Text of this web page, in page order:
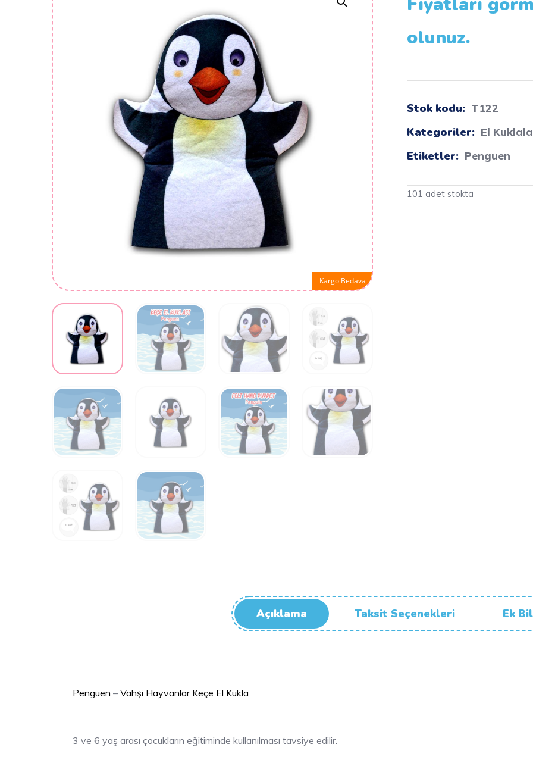
Kargo Bedava
olunuz.
Stok kodu: T122
Kategoriler: El
Etiketler: Penguen
101 adet stokta
Açıklama Taksit Seçenekleri Ek
Penguen – Vahşi Hayvanlar Keçe El Kukla
3 ve 6 yaş arası çocukların eğitiminde kullanılması tavsiye edilir.